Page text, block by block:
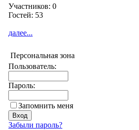
Участников: 0
Гостей: 53
далее...
Персональная зона
Пользователь:
Пароль:
Запомнить меня
Забыли пароль?